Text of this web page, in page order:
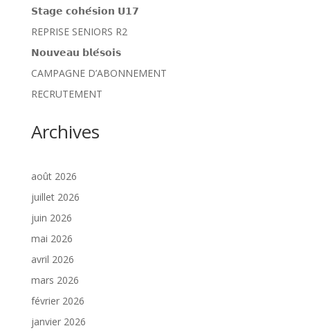
𝗦𝘁𝗮𝗴𝗲 𝗰𝗼𝗵𝗲́𝘀𝗶𝗼𝗻 𝗨𝟭𝟳
REPRISE SENIORS R2
𝗡𝗼𝘂𝘃𝗲𝗮𝘂 𝗯𝗹𝗲́𝘀𝗼𝗶𝘀
CAMPAGNE D’ABONNEMENT
RECRUTEMENT
Archives
août 2026
juillet 2026
juin 2026
mai 2026
avril 2026
mars 2026
février 2026
janvier 2026